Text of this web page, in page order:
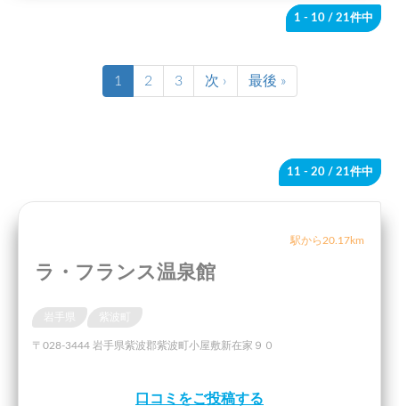
1 - 10 / 21件中
1 2 3 次 › 最後 »
11 - 20 / 21件中
駅から20.17km
ラ・フランス温泉館
岩手県
〒028-3444 岩手県紫波郡紫波町小屋敷新在家９０
口コミをご投稿する